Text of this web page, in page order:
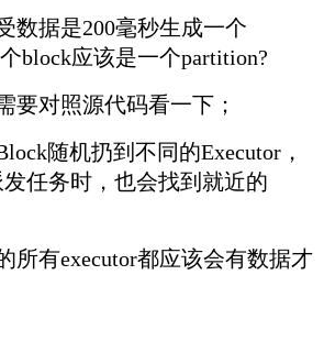
数据是200毫秒生成一个
block应该是一个partition?
要对照源代码看一下；
随机扔到不同的Executor，
任务时，也会找到就近的
所有executor都应该会有数据才